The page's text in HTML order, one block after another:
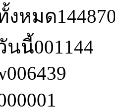
งหมด
นนี้001144
006439